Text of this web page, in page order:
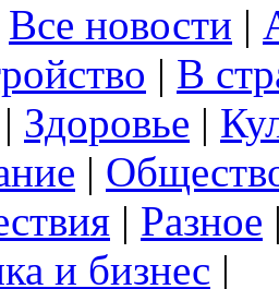
Все новости |
| В
| Здоровье |
|
| Разное
и бизнес |